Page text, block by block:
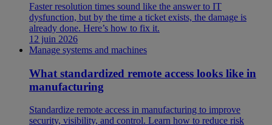
Faster resolution times sound like the answer to IT
dysfunction, but by the time a ticket exists, the damage is
already done. Here’s how to fix it.
12 juin 2026
Manage systems and machines
What standardized remote access looks like in
manufacturing
Standardize remote access in manufacturing to improve
security, visibility, and control. Learn how to reduce risk